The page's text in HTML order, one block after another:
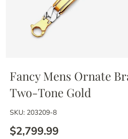
Fancy Mens Ornate
Two-Tone Gold
SKU: 203209-8
$2,799.99